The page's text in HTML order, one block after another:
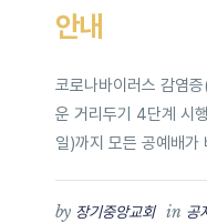
안내
코로나바이러스 감염
운 거리두기 4단계 시
일)까지 모든 공예배가
by 장기중앙교회 in 공